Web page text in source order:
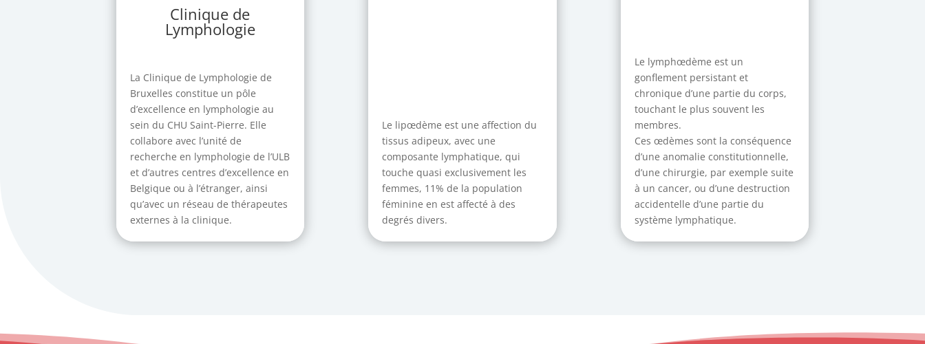
Clinique de
Lymphologie
La Clinique de Lymphologie de
Bruxelles constitue un pôle
d’excellence en lymphologie au
sein du CHU Saint-Pierre. Elle
collabore avec l’unité de
recherche en lymphologie de l’ULB
et d’autres centres d’excellence en
Belgique ou à l’étranger, ainsi
qu’avec un réseau de thérapeutes
externes à la clinique.
Le lipœdème est une affection du
tissus adipeux, avec une
composante lymphatique, qui
touche quasi exclusivement les
femmes, 11% de la population
féminine en est affecté à des
degrés divers.
Le lymphœdème est un
gonflement persistant et
chronique d’une partie du corps,
touchant le plus souvent les
membres.
Ces œdèmes sont la conséquence
d’une anomalie constitutionnelle,
d’une chirurgie, par exemple suite
à un cancer, ou d’une destruction
accidentelle d’une partie du
système lymphatique.